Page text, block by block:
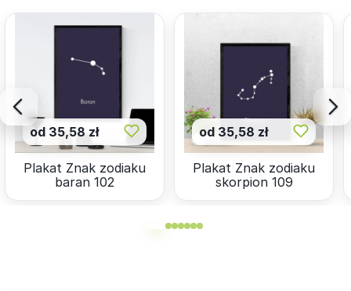
od 35,58 zł
Plakat Znak zodiaku
baran 102
od 35,58 zł
Plakat Znak zodiaku
skorpion 109